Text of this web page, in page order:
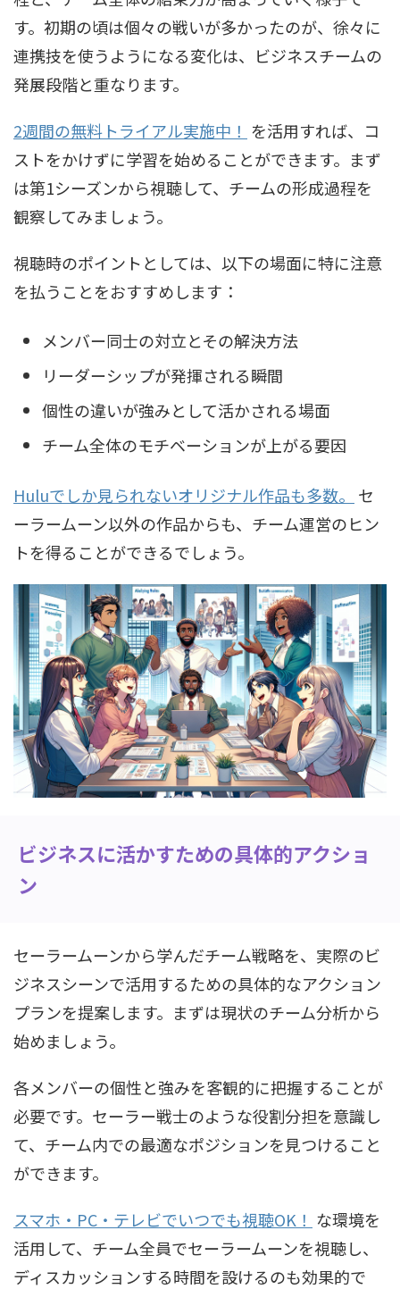
す。初期の頃は個々の戦いが多かったのが、徐々に
連携技を使うようになる変化は、ビジネスチームの
発展段階と重なります。
2週間の無料トライアル実施中！ を活用すれば、コ
ストをかけずに学習を始めることができます。まず
は第1シーズンから視聴して、チームの形成過程を
観察してみましょう。
視聴時のポイントとしては、以下の場面に特に注意
を払うことをおすすめします：
メンバー同士の対立とその解決方法
リーダーシップが発揮される瞬間
個性の違いが強みとして活かされる場面
チーム全体のモチベーションが上がる要因
Huluでしか見られないオリジナル作品も多数。
セ
ーラームーン以外の作品からも、チーム運営のヒン
トを得ることができるでしょう。
ビジネスに活かすための具体的アクショ
ン
セーラームーンから学んだチーム戦略を、実際のビ
ジネスシーンで活用するための具体的なアクション
プランを提案します。まずは現状のチーム分析から
始めましょう。
各メンバーの個性と強みを客観的に把握することが
必要です。セーラー戦士のような役割分担を意識し
て、チーム内での最適なポジションを見つけること
ができます。
スマホ・PC・テレビでいつでも視聴OK！ な環境を
活用して、チーム全員でセーラームーンを視聴し、
ディスカッションする時間を設けるのも効果的で